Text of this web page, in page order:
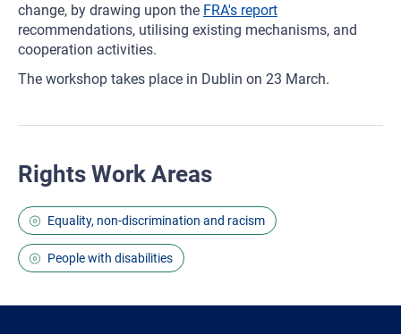
change, by drawing upon the FRA's report
recommendations, utilising existing mechanisms, and
cooperation activities.
The workshop takes place in Dublin on 23 March.
Rights Work Areas
Equality, non-discrimination and racism
People with disabilities